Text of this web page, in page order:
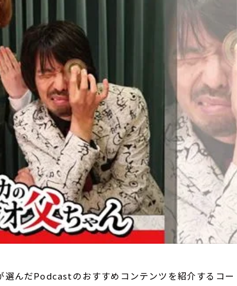
選んだPodcastのおすすめコンテンツを紹介するコー